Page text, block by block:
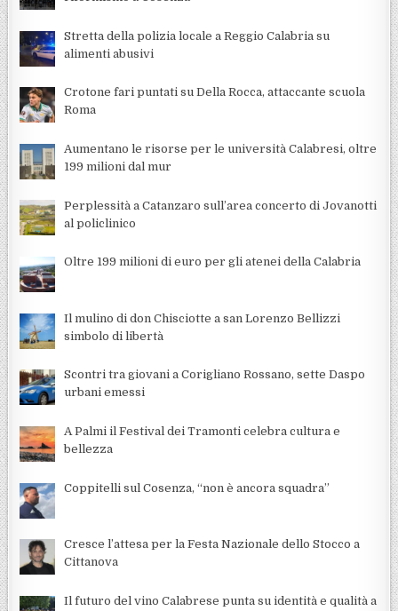
Stretta della polizia locale a Reggio Calabria su
alimenti abusivi
Crotone fari puntati su Della Rocca, attaccante scuola
Roma
Aumentano le risorse per le università Calabresi, oltre
199 milioni dal mur
Perplessità a Catanzaro sull’area concerto di Jovanotti
al policlinico
Oltre 199 milioni di euro per gli atenei della Calabria
Il mulino di don Chisciotte a san Lorenzo Bellizzi
simbolo di libertà
Scontri tra giovani a Corigliano Rossano, sette Daspo
urbani emessi
A Palmi il Festival dei Tramonti celebra cultura e
bellezza
Coppitelli sul Cosenza, “non è ancora squadra”
Cresce l’attesa per la Festa Nazionale dello Stocco a
Cittanova
Il futuro del vino Calabrese punta su identità e qualità a